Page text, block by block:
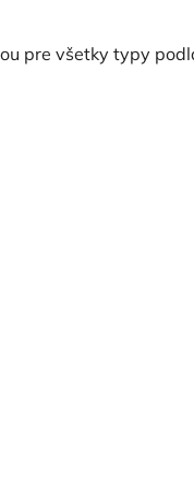
pre všetky typy